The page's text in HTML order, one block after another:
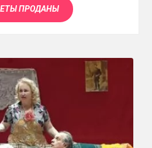
ПРОДАНЫ